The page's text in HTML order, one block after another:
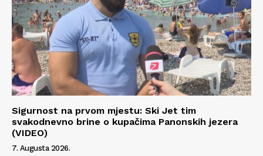
Sigurnost na prvom mjestu: Ski Jet tim
svakodnevno brine o kupačima Panonskih jezera
(VIDEO)
7. Augusta 2026.